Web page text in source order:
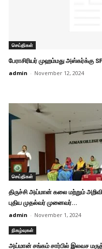
செய்திகள்
பேராசிரியர் முஹம்மது அஸ்கர்க்கு
admin - November 12, 2024
செய்திகள்
திருச்சி அய்மான் கலை மற்றும்
புதிய முதல்வர் முனைவர்...
admin - November 1, 2024
நிகழ்வுகள்
அய்மான் சங்கம் சார்பில் இலவச